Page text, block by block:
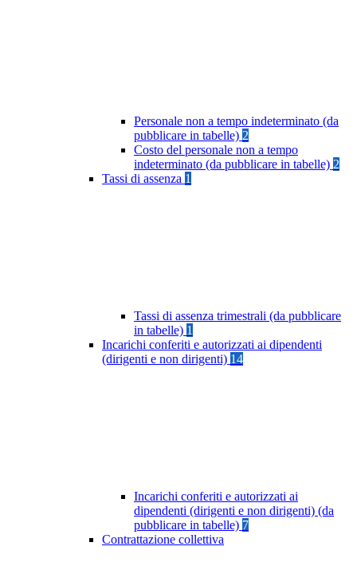
Personale non a tempo indeterminato (da
pubblicare in tabelle) 2
Costo del personale non a tempo
indeterminato (da pubblicare in tabelle) 2
Tassi di assenza 1
Tassi di assenza trimestrali (da pubblicare
in tabelle) 1
Incarichi conferiti e autorizzati ai dipendenti
(dirigenti e non dirigenti) 14
Incarichi conferiti e autorizzati ai
dipendenti (dirigenti e non dirigenti) (da
pubblicare in tabelle) 7
Contrattazione collettiva